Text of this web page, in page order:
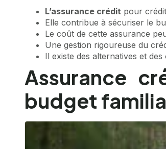
L’assurance crédit pour
Elle contribue à sécuriser le
Le coût de cette assurance
Une gestion rigoureuse du
Il existe des alternatives et
Assurance
budget